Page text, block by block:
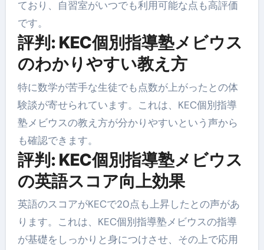
ており、自習室がいつでも利用可能な点も高評価
です。
評判: KEC個別指導塾メビウス
のわかりやすい教え方
特に数学が苦手な生徒でも点数が上がったとの体
験談が寄せられています。これは、KEC個別指導
塾メビウスの教え方が分かりやすいという声から
も確認できます。
評判: KEC個別指導塾メビウス
の英語スコア向上効果
英語のスコアがKECで20点も上昇したとの声があ
ります。これは、KEC個別指導塾メビウスの指導
が基礎をしっかりと身につけさせ、その上で応用